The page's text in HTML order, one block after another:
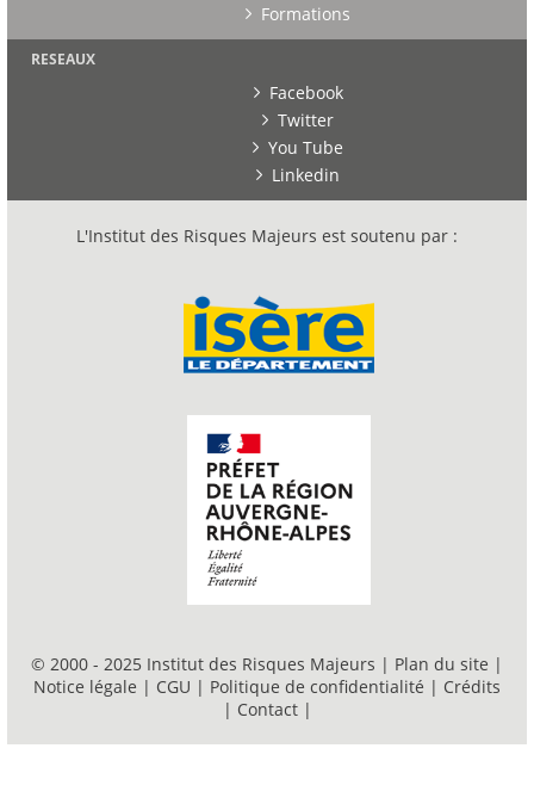
Formations
RESEAUX
Facebook
Twitter
You Tube
Linkedin
L'Institut des Risques Majeurs est soutenu par :
© 2000 - 2025 Institut des Risques Majeurs | Plan du site |
Notice légale | CGU | Politique de confidentialité | Crédits
| Contact |